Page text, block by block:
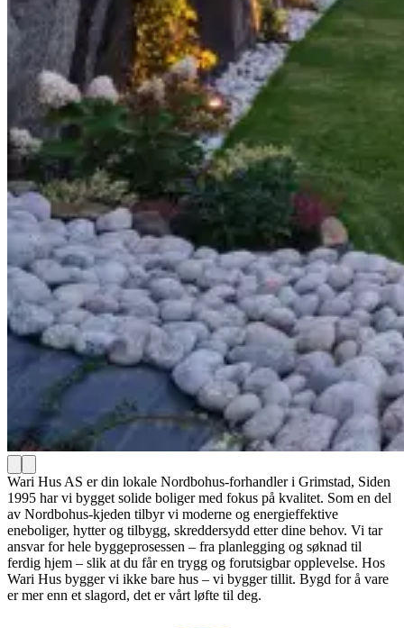
Wari Hus AS er din lokale Nordbohus-forhandler i Grimstad, Siden
1995 har vi bygget solide boliger med fokus på kvalitet. Som en del
av Nordbohus-kjeden tilbyr vi moderne og energieffektive
eneboliger, hytter og tilbygg, skreddersydd etter dine behov. Vi tar
ansvar for hele byggeprosessen – fra planlegging og søknad til
ferdig hjem – slik at du får en trygg og forutsigbar opplevelse. Hos
Wari Hus bygger vi ikke bare hus – vi bygger tillit. Bygd for å vare
er mer enn et slagord, det er vårt løfte til deg.